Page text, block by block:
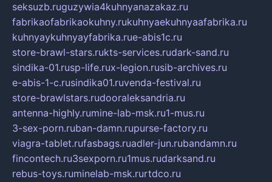
seksuzb.ruguzywia4kuhnyanazakaz.ru
fabrikaofabrikaokuhny.rukuhnyaekuhnyaafabrika.ru
kuhnyaykuhnyayfabrika.rue-abis1c.ru
store-brawl-stars.rukts-services.rudark-sand.ru
sindika-01.rusp-life.rux-legion.rusib-archives.ru
e-abis-1-c.rusindika01.ruvenda-festival.ru
store-brawlstars.rudooraleksandria.ru
antenna-highly.rumine-lab-msk.ru1-mus.ru
3-sex-porn.ruban-damn.rupurse-factory.ru
viagra-tablet.rufasbags.ruadler-jun.rubandamn.ru
fincontech.ru3sexporn.ru1mus.rudarksand.ru
rebus-toys.ruminelab-msk.rurtdco.ru